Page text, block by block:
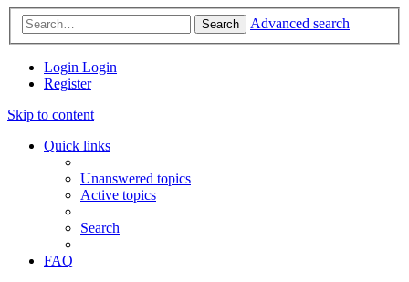
Search Advanced search
Login Login
Register
Skip to content
Quick links
Unanswered topics
Active topics
Search
FAQ